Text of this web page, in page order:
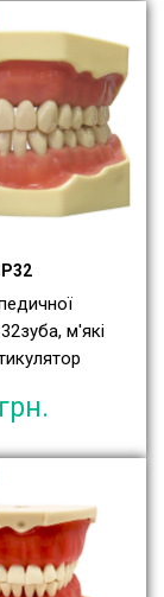
м'які
грн.